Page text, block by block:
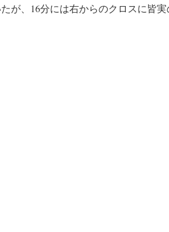
が、16分には右からのクロスに皆